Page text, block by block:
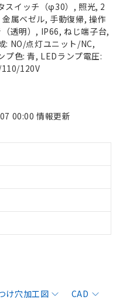
スイッチ（φ30）, 照光, 2
金属ベゼル, 手動復帰, 操作
透明）, IP66, ねじ端子台,
: NO/点灯ユニット/NC,
プ色: 青, LEDランプ電圧:
120V
00:00 情報更新
け穴加工図
CAD